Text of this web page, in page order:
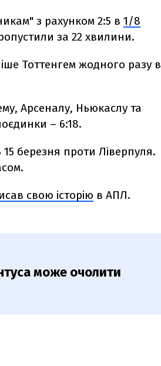
з рахунком 2:5 в 1/8
за 22 хвилини.
Тоттенгем жодного разу в
Арсеналу, Ньюкаслу та
– 6:18.
березня проти Ліверпуля.
свою історію в АПЛ.
може очолити